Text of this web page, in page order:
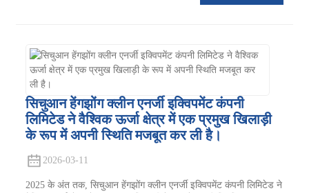
सिचुआन हेंगझोंग क्लीन एनर्जी इक्विपमेंट कंपनी
लिमिटेड ने वैश्विक ऊर्जा क्षेत्र में एक प्रमुख खिलाड़ी
के रूप में अपनी स्थिति मजबूत कर ली है।
2026-03-11
2025 के अंत तक, सिचुआन हेंगझोंग क्लीन एनर्जी इक्विपमेंट कंपनी लिमिटेड ने